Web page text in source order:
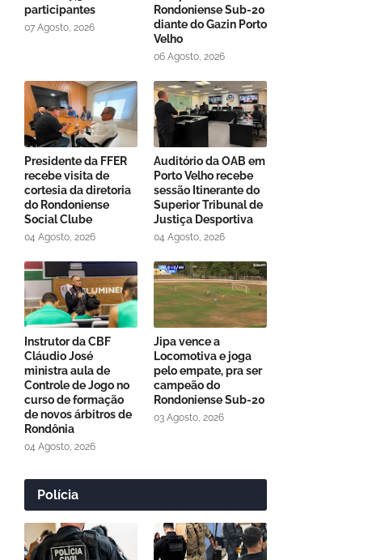
participantes
07 Agosto, 2026
Rondoniense Sub-20
diante do Gazin Porto
Velho
06 Agosto, 2026
Presidente da FFER
recebe visita de
cortesia da diretoria
do Rondoniense
Social Clube
04 Agosto, 2026
Auditório da OAB em
Porto Velho recebe
sessão Itinerante do
Superior Tribunal de
Justiça Desportiva
04 Agosto, 2026
Instrutor da CBF
Cláudio José
ministra aula de
Controle de Jogo no
curso de formação
de novos árbitros de
Rondônia
04 Agosto, 2026
Jipa vence a
Locomotiva e joga
pelo empate, pra ser
campeão do
Rondoniense Sub-20
03 Agosto, 2026
Polícia